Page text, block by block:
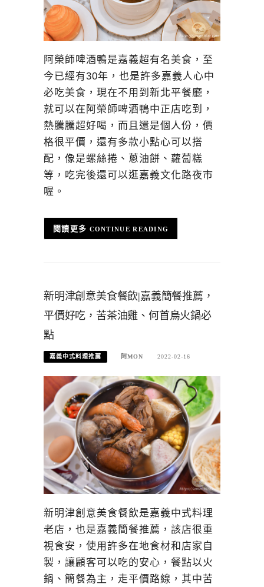
阿榮師啤酒鴨是嘉義超有名美食，至
今已經有30年，也是許多嘉義人心中
必吃美食，現在不用到新北平餐廳，
就可以在阿榮師啤酒鴨中正店吃到，
熱騰騰超好喝，而且還是個人份，價
格很平價，還有多款小點心可以搭
配，像是螺絲捲、蔥油餅、蘿蔔糕
等，吃完後還可以逛嘉義文化路夜市
喔。
CONTINUE READING
新明津創意美食餐飲|嘉義簡餐推薦，
平價好吃，苦茶油雞、何首烏火鍋必
點
嘉義中式料理推薦 阿MON 2022-02-16
新明津創意美食餐飲是嘉義中式料理
老店，也是嘉義簡餐推薦，該店很重
視食安，使用許多在地食材和店家自
製，讓顧客可以吃的安心，餐點以火
鍋、簡餐為主，走平價路線，其中苦